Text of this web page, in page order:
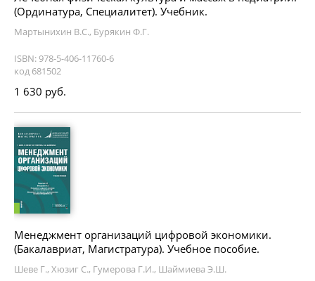
(Ординатура, Специалитет). Учебник.
Мартынихин В.С., Бурякин Ф.Г.
ISBN: 978-5-406-11760-6
код 681502
1 630 руб.
Менеджмент организаций цифровой экономики.
(Бакалавриат, Магистратура). Учебное пособие.
Шеве Г., Хюзиг С., Гумерова Г.И., Шаймиева Э.Ш.